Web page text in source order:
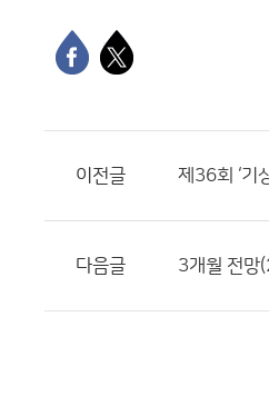
이전글 제36회 ‘기
다음글 3개월 전